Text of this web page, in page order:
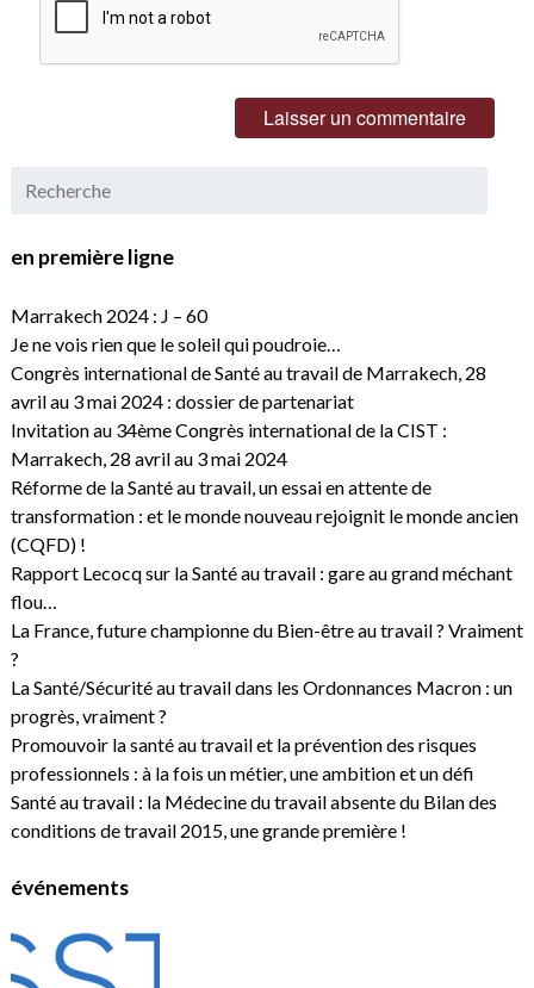
en première ligne
Marrakech 2024 : J – 60
Je ne vois rien que le soleil qui poudroie…
Congrès international de Santé au travail de Marrakech, 28
avril au 3 mai 2024 : dossier de partenariat
Invitation au 34ème Congrès international de la CIST :
Marrakech, 28 avril au 3 mai 2024
Réforme de la Santé au travail, un essai en attente de
transformation : et le monde nouveau rejoignit le monde ancien
(CQFD) !
Rapport Lecocq sur la Santé au travail : gare au grand méchant
flou…
La France, future championne du Bien-être au travail ? Vraiment
?
La Santé/Sécurité au travail dans les Ordonnances Macron : un
progrès, vraiment ?
Promouvoir la santé au travail et la prévention des risques
professionnels : à la fois un métier, une ambition et un défi
Santé au travail : la Médecine du travail absente du Bilan des
conditions de travail 2015, une grande première !
événements